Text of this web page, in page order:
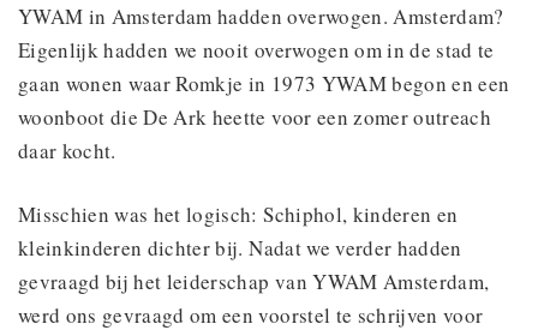
YWAM in Amsterdam hadden overwogen. Amsterdam?
Eigenlijk hadden we nooit overwogen om in de stad te
gaan wonen waar Romkje in 1973 YWAM begon en een
woonboot die De Ark heette voor een zomer outreach
daar kocht.
Misschien was het logisch: Schiphol, kinderen en
kleinkinderen dichter bij. Nadat we verder hadden
gevraagd bij het leiderschap van YWAM Amsterdam,
werd ons gevraagd om een voorstel te schrijven voor